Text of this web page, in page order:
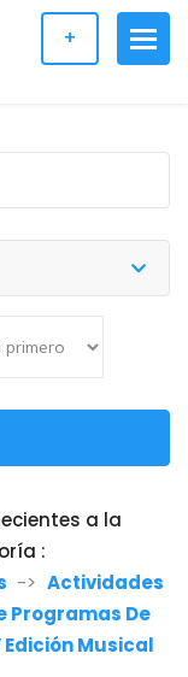
+
a la
:
-> Actividades
Programas De
Edición Musical